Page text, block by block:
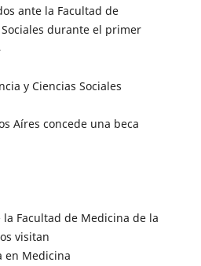
ante la Facultad de
durante el primer
y Ciencias Sociales
Aíres concede una beca
Facultad de Medicina de la
visitan
en Medicina